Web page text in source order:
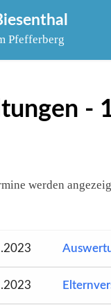
Pfefferberg
-
werden